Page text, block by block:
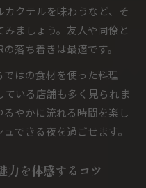
活用アイデア集
ジ活用法
別な時間の演出方法
テージの活用ポイント
かす夜の楽しみ方
体験をつくるコツ
間の選び方
クテルを味わうなど、そ
ましょう。友人や同僚と
落ち着きは最適です。
はの食材を使った料理
いる店舗も多く見られま
やかに流れる時間を楽し
できる夜を過ごせます。
力を体感するコツ